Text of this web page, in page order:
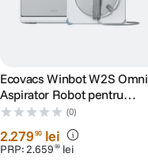
Ecovacs Winbot W2S Omni
Aspirator Robot pentru
Geamuri
(0)
2.27990 lei
PRP:2.659 99 lei